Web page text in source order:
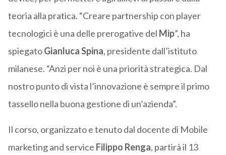
teoria alla pratica. “Creare partnership con player
tecnologici è una delle prerogative del Mip”, ha
spiegatoGianluca Spina, presidente dall’istituto
milanese. “Anzi per noi è una priorità strategica. Dal
nostro punto di vista l’innovazione è sempre il primo
tassello nella buona gestione di un’azienda”.
Il corso, organizzato e tenuto dal docente di Mobile
marketing and service Filippo Renga, partirà il 13